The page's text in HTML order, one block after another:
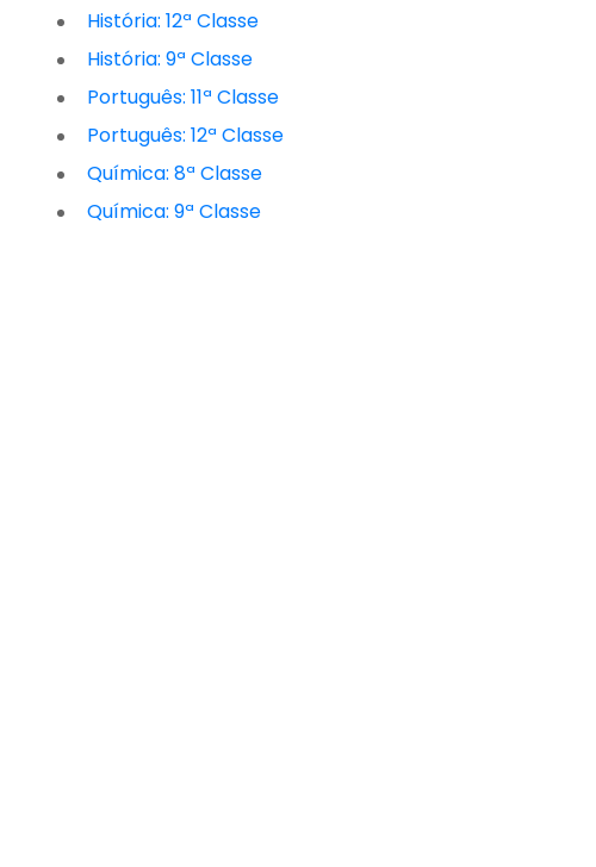
História: 12ª Classe
História: 9ª Classe
Português: 11ª Classe
Português: 12ª Classe
Química: 8ª Classe
Química: 9ª Classe